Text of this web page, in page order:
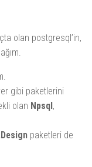
olan postgresql’in,
gibi paketlerini
olan Npsql,
paketleri de